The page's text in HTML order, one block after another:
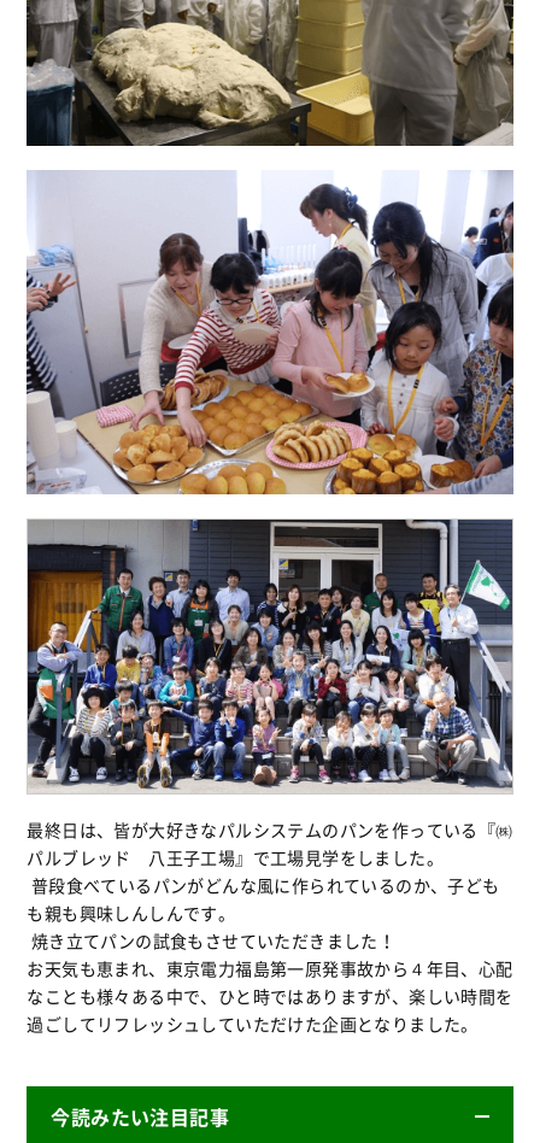
最終日は、皆が大好きなパルシステムのパンを作っている『㈱
パルブレッド 八王子工場』で工場見学をしました。
普段食べているパンがどんな風に作られているのか、子ども
も親も興味しんしんです。
焼き立てパンの試食もさせていただきました！
お天気も恵まれ、東京電力福島第一原発事故から４年目、心配
なことも様々ある中で、ひと時ではありますが、楽しい時間を
過ごしてリフレッシュしていただけた企画となりました。
今読みたい注目記事